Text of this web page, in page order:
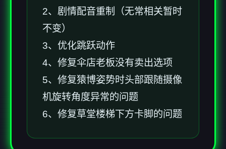
2、剧情配音重制（无常相关暂时
不变）
3、优化跳跃动作
4、修复伞店老板没有卖出选项
5、修复猿博姿势时头部跟随摄像
机旋转角度异常的问题
6、修复草堂楼梯下方卡脚的问题